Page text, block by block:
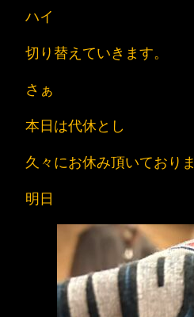
ハイ
切り替えていきます。
さぁ
本日は代休とし
久々にお休み頂いておりま
明日